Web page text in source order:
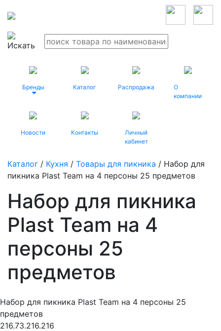
Бренды Каталог Распродажа
О
компании
Новости Контакты
Личный
кабинет
Каталог / Кухня / Товары для пикника / Набор для
пикника Plast Team на 4 персоны 25 предметов
Набор для пикника
Plast Team на 4
персоны 25
предметов
Набор для пикника Plast Team на 4 персоны 25
предметов
216.73.216.216